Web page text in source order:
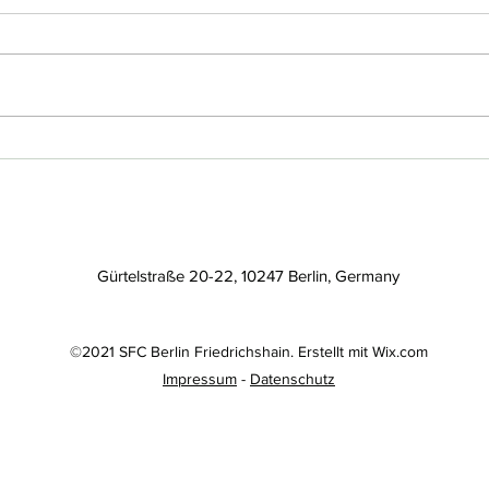
Wahl zum Vorstand 2025.
Berichte der Abteilungen
Liebe
Gürtelstraße 20-22, 10247 Berlin, Germany
©2021 SFC Berlin Friedrichshain. Erstellt mit Wix.com
Impressum - Datenschutz